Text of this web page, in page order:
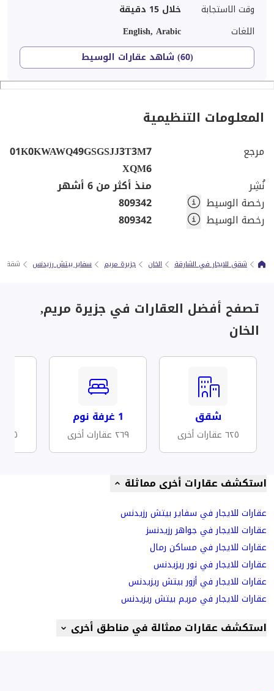
وقت الاستجابة
خلال 15 دقيقة
اللغات
English, Arabic
(60) شاهد عقارات الوسيط
المعلومات التنظيمية
مرجع
01K0KWAWQ49GSGSJJ3T3M7
XQM6
نُشِر
منذ أكثر من 6 أشهر
رخصة الوسيط
809342
رخصة الوسيط
809342
شقق للايجار في الشارقة الخان جزيرة مريم سفاير بيتش رزيدنس شقة
تصفح أفضل العقارات في جزيرة مريم,
الخان
شقق
٦٢٥ عقارات أخرى
1 غرفة نوم
٢٦٩ عقارات أخرى ١٥٥ عقارات أخرى
استكشف عقارات أخرى مماثلة
عقارات للايجار في سفاير بيتش رزيدنس
عقارات للايجار في جواهر رزيدنسز
عقارات للايجار في مساكن رمال
عقارات للايجار في نور ريزيدنس
عقارات للايجار في أزور بيتش ريزيدنس
عقارات للايجار في مريم بيتش ريزيدنس
استكشف عقارات ممثالة في مناطق أخرى